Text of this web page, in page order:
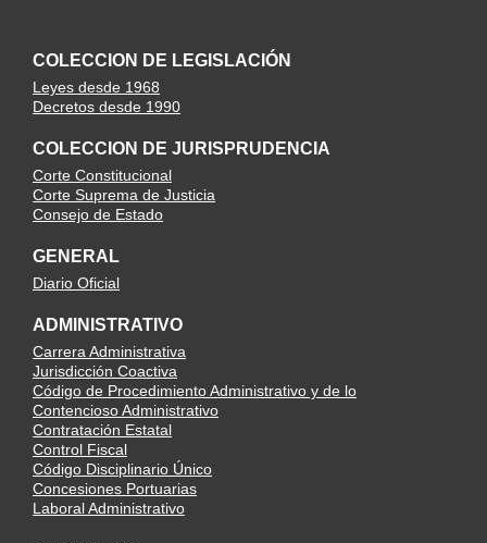
COLECCION DE LEGISLACIÓN
Leyes desde 1968
Decretos desde 1990
COLECCION DE JURISPRUDENCIA
Corte Constitucional
Corte Suprema de Justicia
Consejo de Estado
GENERAL
Diario Oficial
ADMINISTRATIVO
Carrera Administrativa
Jurisdicción Coactiva
Código de Procedimiento Administrativo y de lo
Contencioso Administrativo
Contratación Estatal
Control Fiscal
Código Disciplinario Único
Concesiones Portuarias
Laboral Administrativo